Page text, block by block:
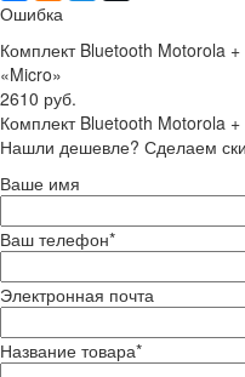
Ошибка
Комплект Bluetooth Motorola
«Micro»
2610 руб.
Комплект Bluetooth Motorola
Нашли дешевле? Сделаем
Ваше имя
Ваш телефон*
Электронная почта
Название товара*